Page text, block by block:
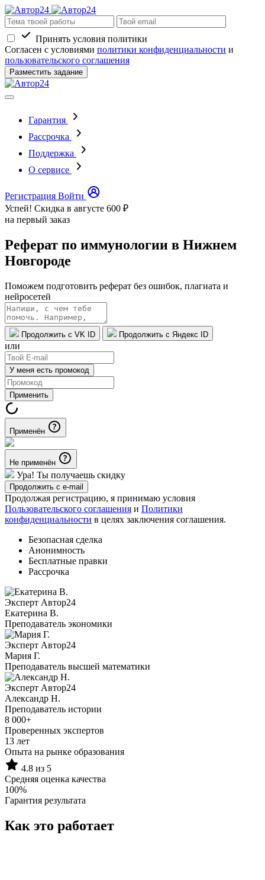
Принять условия политики
Согласен с условиями политики конфиденциальности и
пользовательского соглашения
Разместить задание
Гарантия
Рассрочка
Поддержка
О сервисе
Регистрация Войти
Успей! Скидка в августе 600 ₽
на первый заказ
Реферат по иммунологии в Нижнем
Новгороде
Поможем подготовить реферат без ошибок, плагиата и
нейросетей
Продолжить с VK ID Продолжить с Яндекс ID
или
У меня есть промокод
Применить
Применён
Не применён
Ура! Ты получаешь скидку
Продолжить с e-mail
Продолжая регистрацию, я принимаю условия
Пользовательского соглашения и Политики
конфиденциальности в целях заключения соглашения.
Безопасная сделка
Анонимность
Бесплатные правки
Рассрочка
Эксперт Автор24
Екатерина B.
Преподаватель экономики
Эксперт Автор24
Мария Г.
Преподаватель высшей математики
Эксперт Автор24
Александр Н.
Преподаватель истории
8 000+
Проверенных экспертов
13 лет
Опыта на рынке образования
4.8 из 5
Средняя оценка качества
100%
Гарантия результата
Как это работает